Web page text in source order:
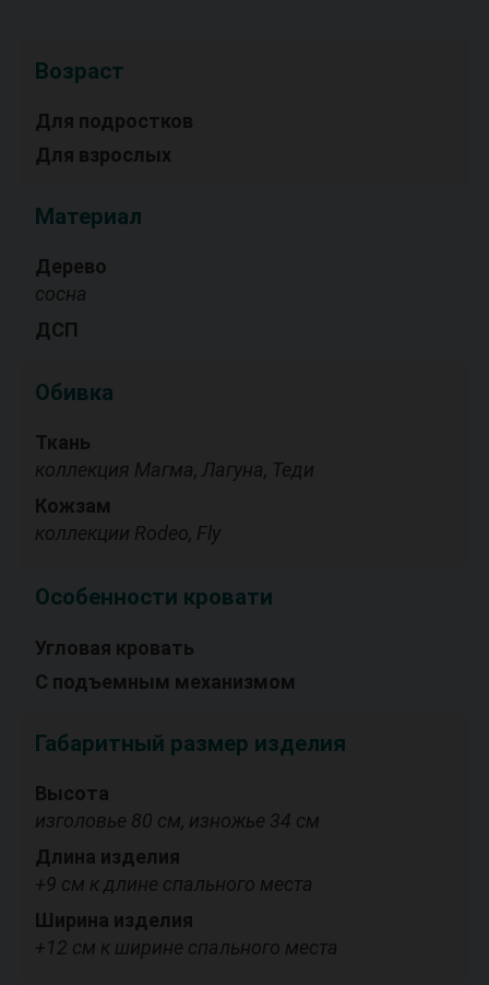
Возраст
Для подростков
Для взрослых
Материал
Дерево
сосна
ДСП
Обивка
Ткань
коллекция Магма, Лагуна, Теди
Кожзам
коллекции Rodeo, Fly
Особенности кровати
Угловая кровать
С подъемным механизмом
Габаритный размер изделия
Высота
изголовье 80 см, изножье 34 см
Длина изделия
+9 см к длине спального места
Ширина изделия
+12 см к ширине спального места